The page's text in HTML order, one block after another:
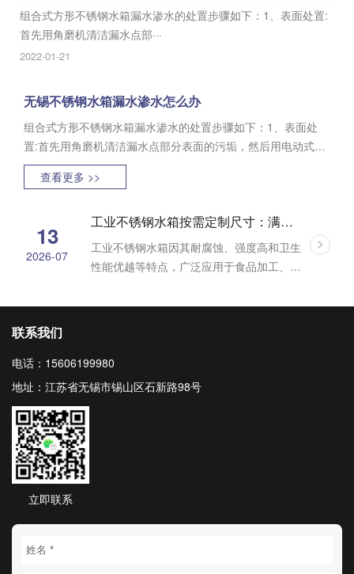
组合式方形不锈钢水箱漏水渗水的处置步骤如下：1、表面处置:
首先用角磨机清洁漏水点部···
2022-01-21
无锡不锈钢水箱漏水渗水怎么办
组合式方形不锈钢水箱漏水渗水的处置步骤如下：1、表面处
置:首先用角磨机清洁漏水点部分表面的污垢，然后用电动式研
磨机清洁不锈钢水箱表面，用砂纸留神地清洁表面，外露不锈
钢的本性，然后用无水乙醇清洁表面。2、混···
查看更多 >>
13
2026-07
工业不锈钢水箱按需定制尺寸：满足多样化需求的解决方案
工业不锈钢水箱因其耐腐蚀、强度高和卫生
性能优越等特点，广泛应用于食品加工、制
样化发展，标准化尺寸的水箱···
联系我们
电话：15606199980
地址：江苏省无锡市锡山区石新路98号
立即联系